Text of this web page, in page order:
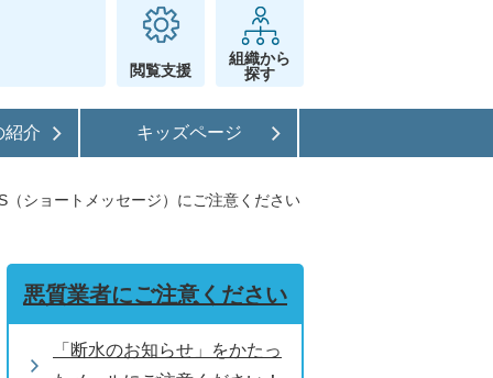
閲覧支援
組織から
探す
紹介 キッズページ
（ショートメッセージ）にご注意ください
悪質業者にご注意ください
「断水のお知らせ」をかたっ